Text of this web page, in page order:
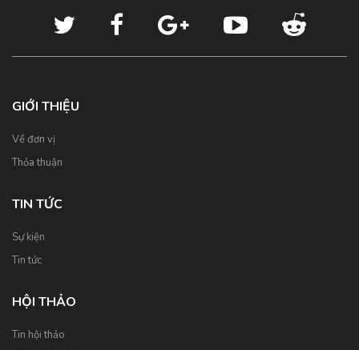
GIỚI THIỆU
Về đơn vị
Thỏa thuận
TIN TỨC
Sự kiện
Tin tức
HỘI THẢO
Tin hội thảo